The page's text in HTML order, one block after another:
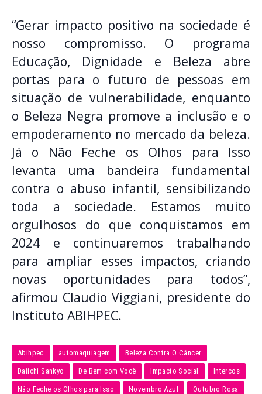
“Gerar impacto positivo na sociedade é
nosso compromisso. O programa
Educação, Dignidade e Beleza abre
portas para o futuro de pessoas em
situação de vulnerabilidade, enquanto
o Beleza Negra promove a inclusão e o
empoderamento no mercado da beleza.
Já o Não Feche os Olhos para Isso
levanta uma bandeira fundamental
contra o abuso infantil, sensibilizando
toda a sociedade. Estamos muito
orgulhosos do que conquistamos em
2024 e continuaremos trabalhando
para ampliar esses impactos, criando
novas oportunidades para todos”,
afirmou Claudio Viggiani, presidente do
Instituto ABIHPEC.
Abihpec automaquiagem Beleza Contra O Câncer
Daiichi Sankyo De Bem com Você Impacto Social Intercos
Não Feche os Olhos para Isso Novembro Azul Outubro Rosa